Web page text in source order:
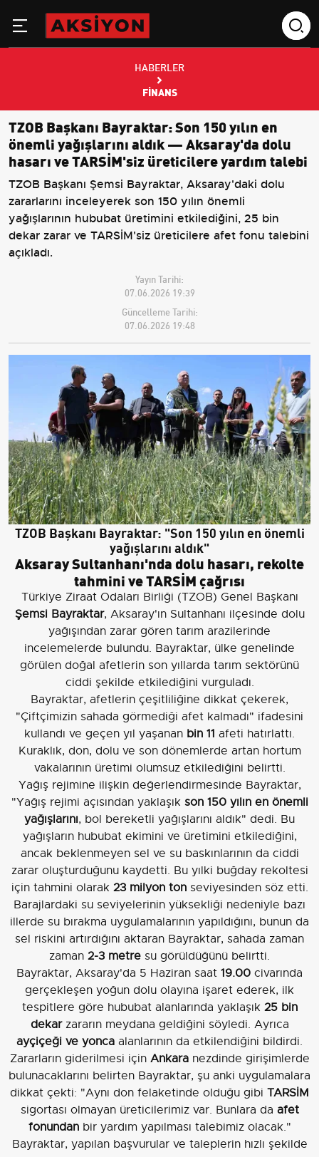
HABERLER
FINANS
TZOB Başkanı Bayraktar: Son 150 yılın en
önemli yağışlarını aldık — Aksaray'da dolu
hasarı ve TARSİM'siz üreticilere yardım talebi
TZOB Başkanı Şemsi Bayraktar, Aksaray'daki dolu
zararlarını inceleyerek son 150 yılın önemli
yağışlarının hububat üretimini etkilediğini, 25 bin
dekar zarar ve TARSİM'siz üreticilere afet fonu talebini
açıkladı.
Yayın Tarihi:
07.06.2026 19:39
Güncelleme Tarihi:
07.06.2026 19:48
TZOB Başkanı Bayraktar: "Son 150 yılın en önemli
yağışlarını aldık"
Aksaray Sultanhanı'nda dolu hasarı, rekolte
tahmini ve TARSİM çağrısı
Türkiye Ziraat Odaları Birliği (TZOB) Genel Başkanı
Şemsi Bayraktar, Aksaray'ın Sultanhanı ilçesinde dolu
yağışından zarar gören tarım arazilerinde
incelemelerde bulundu. Bayraktar, ülke genelinde
görülen doğal afetlerin son yıllarda tarım sektörünü
ciddi şekilde etkilediğini vurguladı.
Bayraktar, afetlerin çeşitliliğine dikkat çekerek,
"Çiftçimizin sahada görmediği afet kalmadı" ifadesini
kullandı ve geçen yıl yaşanan bin 11 afeti hatırlattı.
Kuraklık, don, dolu ve son dönemlerde artan hortum
vakalarının üretimi olumsuz etkilediğini belirtti.
Yağış rejimine ilişkin değerlendirmesinde Bayraktar,
"Yağış rejimi açısından yaklaşık son 150 yılın en önemli
yağışlarını, bol bereketli yağışlarını aldık" dedi. Bu
yağışların hububat ekimini ve üretimini etkilediğini,
ancak beklenmeyen sel ve su baskınlarının da ciddi
zarar oluşturduğunu kaydetti. Bu yılki buğday rekoltesi
için tahmini olarak 23 milyon tonseviyesinden söz etti.
Barajlardaki su seviyelerinin yüksekliği nedeniyle bazı
illerde su bırakma uygulamalarının yapıldığını, bunun da
sel riskini artırdığını aktaran Bayraktar, sahada zaman
zaman 2-3 metre su görüldüğünü belirtti.
Bayraktar, Aksaray'da 5 Haziran saat 19.00 civarında
gerçekleşen yoğun dolu olayına işaret ederek, ilk
tespitlere göre hububat alanlarında yaklaşık 25 bin
dekarzararın meydana geldiğini söyledi. Ayrıca
ayçiçeği ve yonca alanlarının da etkilendiğini bildirdi.
Zararların giderilmesi için Ankaranezdinde girişimlerde
bulunacaklarını belirten Bayraktar, şu anki uygulamalara
dikkat çekti: "Aynı don felaketinde olduğu gibi TARSİM
sigortası olmayan üreticilerimiz var. Bunlara da afet
fonundanbir yardım yapılması talebimiz olacak."
Bayraktar, yapılan başvurular ve taleplerin hızlı şekilde